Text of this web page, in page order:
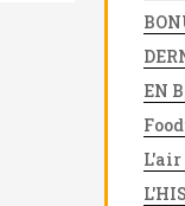
EN
L'air